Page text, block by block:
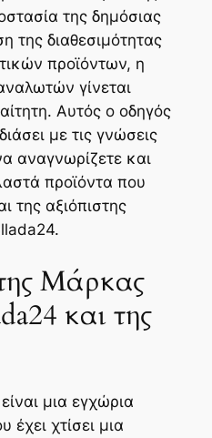
της δημόσιας
της διαθεσιμότητας
προϊόντων, η
γίνεται
Αυτός ο οδηγός
με τις γνώσεις
αναγνωρίζετε και
προϊόντα που
της αξιόπιστης
Μάρκας
και της
μια εγχώρια
έχει χτίσει μια